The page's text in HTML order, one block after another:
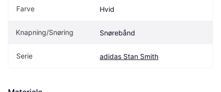
Farve Hvid
Knapning/Snøring Snørebånd
Serie adidas Stan Smith